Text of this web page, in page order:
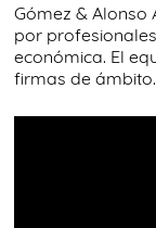
Gómez &
por
económica. El
firmas de